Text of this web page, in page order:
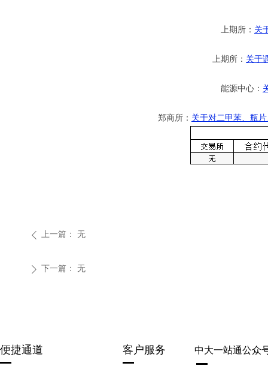
上期所： 关
上期所： 关于
能源中心：
郑商所： 关于对二甲苯、瓶
ꄴ 上一篇： 无
ꄲ 下一篇： 无
便捷通道 客户服务 中大一站通公众